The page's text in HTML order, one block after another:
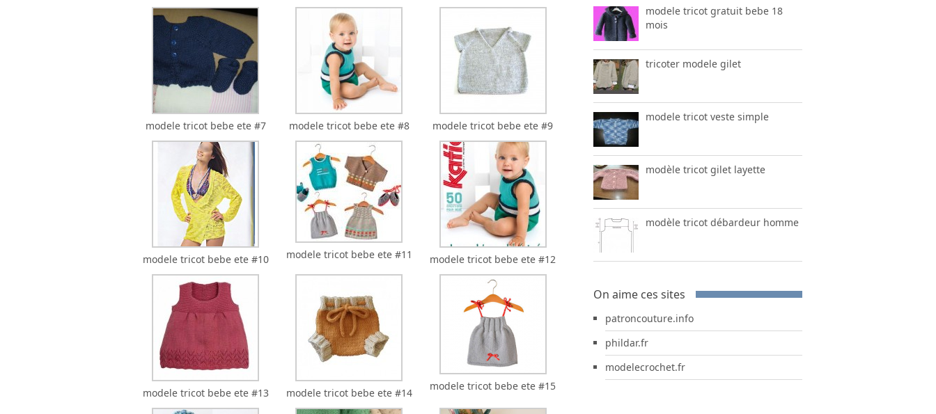
modele tricot bebe ete #7 modele tricot bebe ete #8 modele tricot bebe ete #9
modele tricot bebe ete #10 modele tricot bebe ete #11 modele tricot bebe ete #12
modele tricot bebe ete #13 modele tricot bebe ete #14
modele tricot bebe ete #15
modele tricot gratuit bebe 18
mois
tricoter modele gilet
modele tricot veste simple
modèle tricot gilet layette
modèle tricot débardeur homme
On aime ces sites
patroncouture.info
phildar.fr
modelecrochet.fr